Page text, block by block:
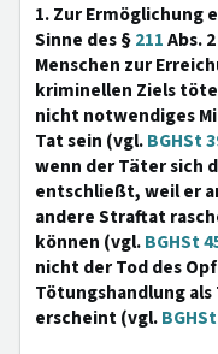
1. Zur Ermöglichung
Sinne des §211Abs.
Menschen zur
kriminellen Ziels
nicht notwendiges
Tat sein (vgl.BGHSt
wenn der Täter sich
entschließt, weil er
andere Straftat
können (vgl.BGHSt
nicht der Tod des
Tötungshandlung
erscheint (vgl.